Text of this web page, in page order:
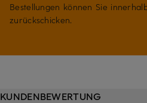
Bestellungen können Sie
zurückschicken.
KUNDENBEWERTUNG